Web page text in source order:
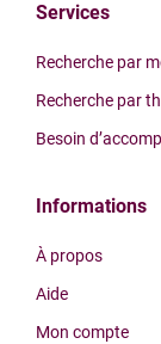
Services
Recherche par
Recherche par
Besoin
Informations
À propos
Aide
Mon compte